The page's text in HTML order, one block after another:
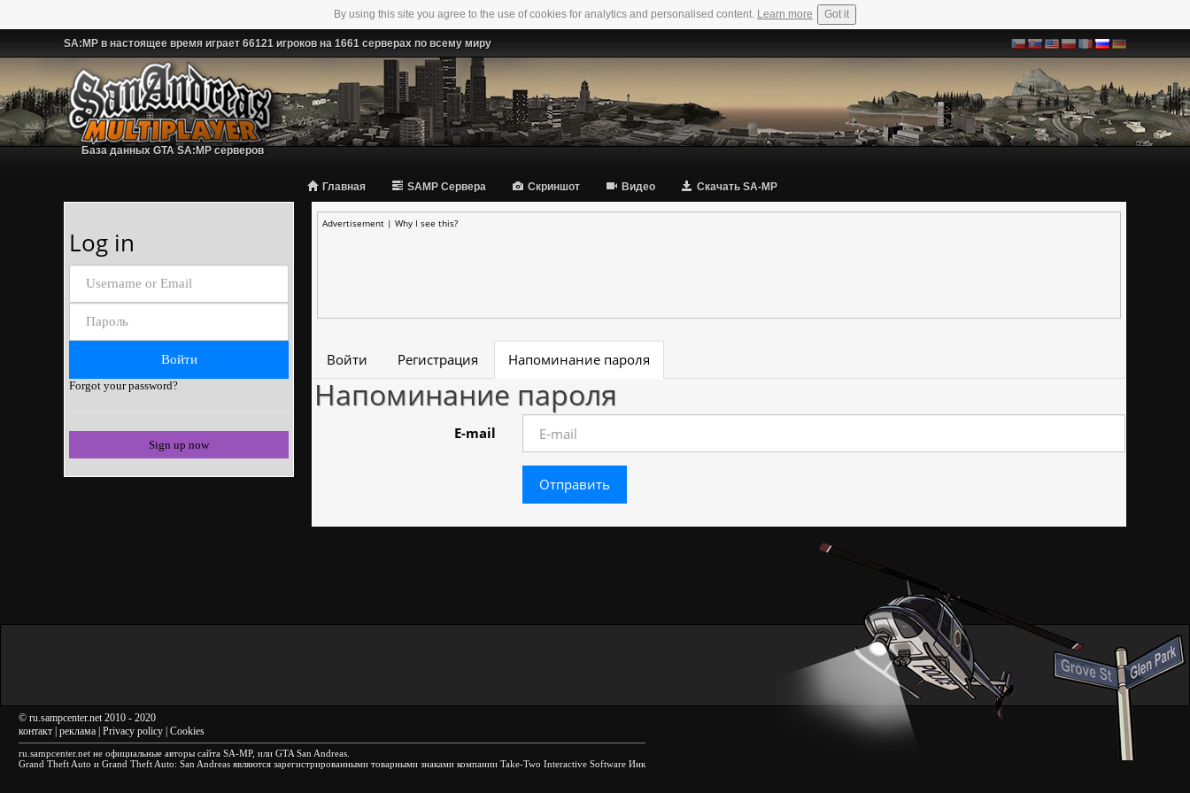
By using this site you agree to the use of cookies for analytics and personalised content. Learn more Got it
SA:MP в настоящее время играет 66121 игроков на 1661 серверах по всему миру
База данных GTA SA:MP серверов
Главная SAMP Сервера Скриншот Видео Скачать SA-MP
Advertisement | Why I see this?
Войти Регистрация Напоминание пароля
Напоминание пароля
E-mail
Log in
Forgot your password?
Sign up now
© ru.sampcenter.net 2010 - 2020
контакт реклама Privacy policy Cookies
ru.sampcenter.net не официальные авторы сайта SA-MP, или GTA San Andreas
Grand Theft Auto и Grand Theft Auto: San Andreas являются зарегистрированными товарными знаками компании Take-Two Interactive Software Инк